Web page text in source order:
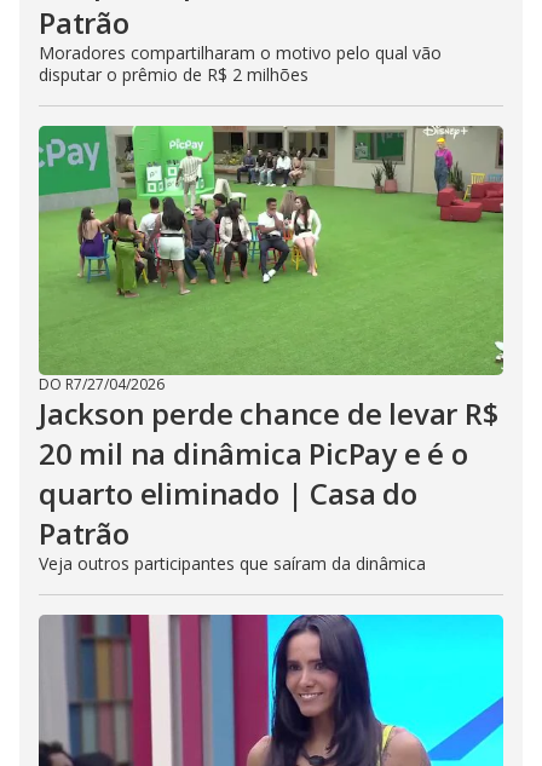
Patrão
Moradores compartilharam o motivo pelo qual vão
disputar o prêmio de R$ 2 milhões
DO R7/27/04/2026
Jackson perde chance de levar R$
20 mil na dinâmica PicPay e é o
quarto eliminado | Casa do
Patrão
Veja outros participantes que saíram da dinâmica